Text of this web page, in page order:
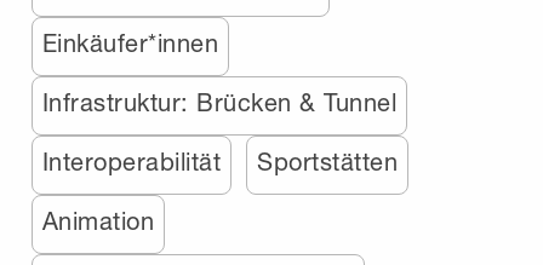
Einkäufer*innen
Infrastruktur: Brücken & Tunnel
Interoperabilität Sportstätten
Animation